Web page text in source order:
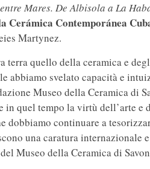
Mares. De Albisola a La
Cerámica Contemporánea
Martynez.
terra quello della ceramica e
abbiamo svelato capacità e
Museo della Ceramica di
in quel tempo la virtù dell’arte e
dobbiamo continuare a
una caratura internazionale
Museo della Ceramica di